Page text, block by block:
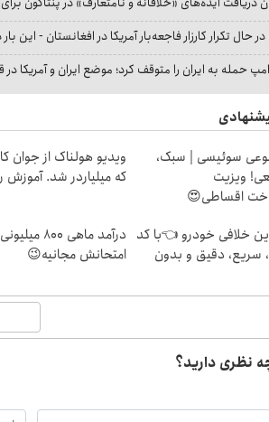
حال تکرار کارزار فاجعه‌بار آمریکا در افغانستان - این
حمله به ایران را متوقف کرد؛ موضع ایران و آمریکا
سوئیسی | سبک،
ویزیت
اقساطی😍
ویدیو هولناک از جوان
که میلیاردر شد. آموزش
خلافی خودرو 👈با کد
سریع، دقیق و بدون
درآمد ماهی
امتحانش مجانیه😉
نظری دارید؟